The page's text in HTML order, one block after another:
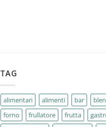
TAG
alimentari alimenti bar
forno
frullatore frutta